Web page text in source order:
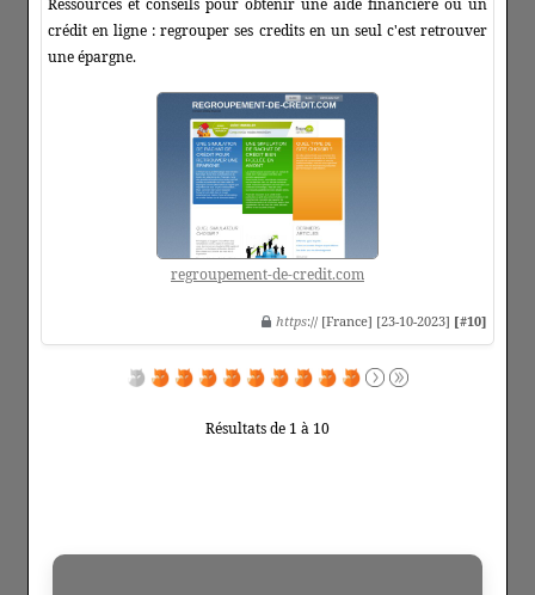
Ressources et conseils pour obtenir une aide financière ou un
crédit en ligne : regrouper ses credits en un seul c'est retrouver
une épargne.
regroupement-de-credit.com
https:// [France] [23-10-2023] [#10]
Résultats de 1 à 10